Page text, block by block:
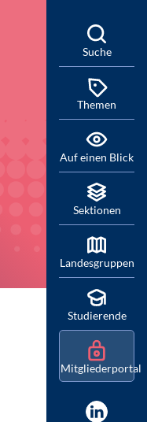
Suche
Themen
Auf einen Blick
Sektionen
Landesgruppen
Studierende
Mitgliederportal